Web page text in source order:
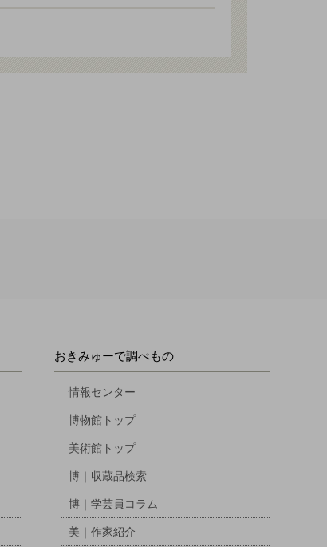
おきみゅーで調べもの
情報センター
博物館トップ
美術館トップ
博｜収蔵品検索
博｜学芸員コラム
美｜作家紹介